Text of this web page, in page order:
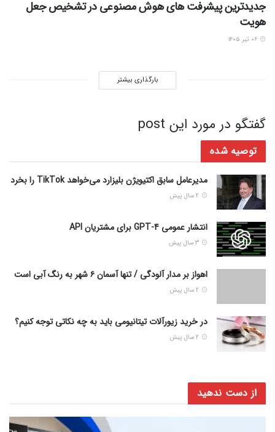
جدیدترین پیشرفت های هوش مصنوعی در تشخیص جعل
هویت
بارگذاری بیشتر
گفتگو در مورد این post
توصیه شده
مدیرعامل سابق اکتیویژن بلیزارد می‌خواهد TikTok را بخرد
انتشار عمومی GPT-4 برای مشتریان API
اهواز بر مدار آلودگی / تنها آسمان ۶ شهر به رنگ آبی است
در خرید زیورآلات تیتانیومی باید به چه نکاتی توجه کنیم؟
از دست ندهید